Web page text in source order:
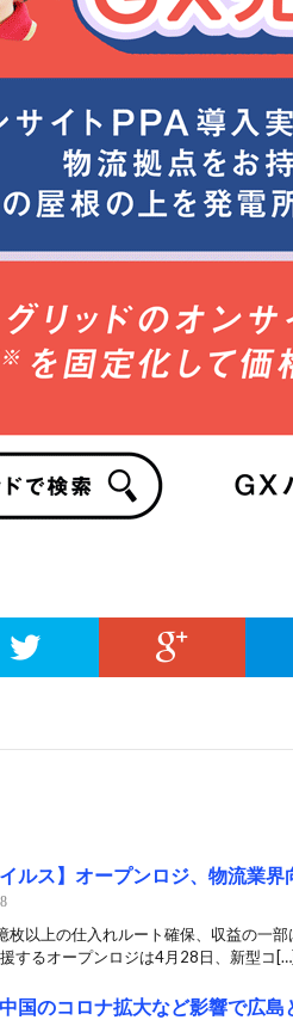
イルス】オープンロジ、物流業
枚以上の仕入れルート確保、収益の一
するオープンロジは4月28日、新型コ[…]
国のコロナ拡大など影響で広